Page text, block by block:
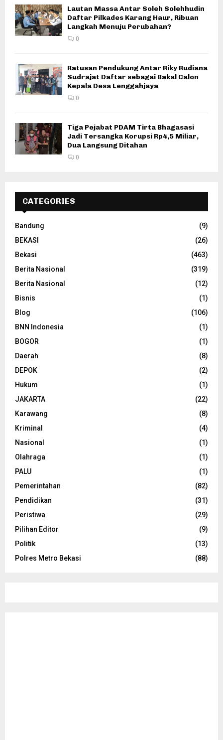
Lautan Massa Antar Soleh Solehhudin
Daftar Pilkades Karang Haur, Ribuan
Langkah Menuju Perubahan?
0
Ratusan Pendukung Antar Riky Rudiana
Sudrajat Daftar sebagai Bakal Calon
Kepala Desa Lenggahjaya
0
Tiga Pejabat PDAM Tirta Bhagasasi
Jadi Tersangka Korupsi Rp4,5 Miliar,
Dua Langsung Ditahan
0
CATEGORIES
Bandung
(9)
BEKASI
(26)
Bekasi
(463)
Berita Nasional
(319)
Berita Nasional
(12)
Bisnis
(1)
Blog
(106)
BNN Indonesia
(1)
BOGOR
(1)
Daerah
(8)
DEPOK
(2)
Hukum
(1)
JAKARTA
(22)
Karawang
(8)
Kriminal
(4)
Nasional
(1)
Olahraga
(1)
PALU
(1)
Pemerintahan
(82)
Pendidikan
(31)
Peristiwa
(29)
Pilihan Editor
(9)
Politik
(13)
Polres Metro Bekasi
(88)